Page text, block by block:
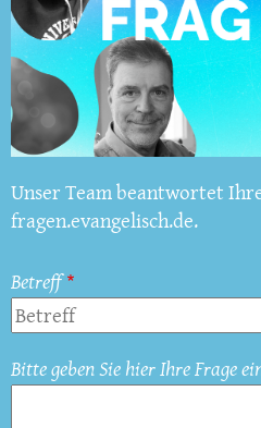
Unser Team beantwortet
fragen.evangelisch.de.
Betreff
Bitte geben Sie hier Ihre Frage